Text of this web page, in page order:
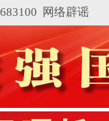
网络辟谣